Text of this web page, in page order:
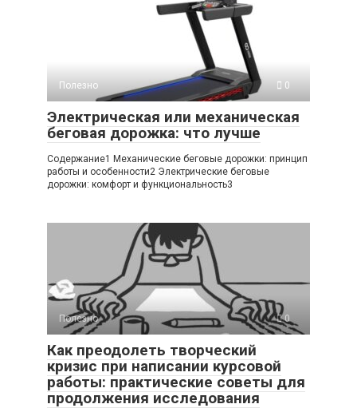
Полезно 0
Электрическая или механическая
беговая дорожка: что лучше
Содержание1 Механические беговые дорожки: принцип
работы и особенности2 Электрические беговые
дорожки: комфорт и функциональность3
Полезно 0
Как преодолеть творческий
кризис при написании курсовой
работы: практические советы для
продолжения исследования